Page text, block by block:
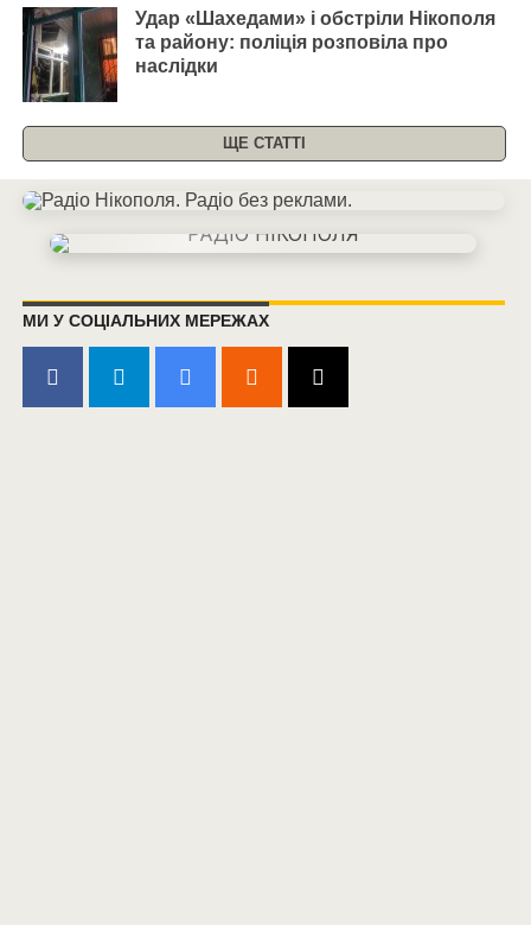
Удар «Шахедами» і обстріли Нікополя
та району: поліція розповіла про
наслідки
ЩЕ СТАТТІ
МИ У СОЦІАЛЬНИХ МЕРЕЖАХ